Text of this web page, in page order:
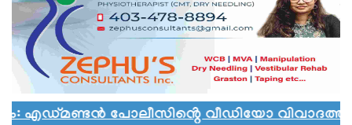
പോലീസിൻ്റെ വീഡിയോ വിവാദത്തിൽ